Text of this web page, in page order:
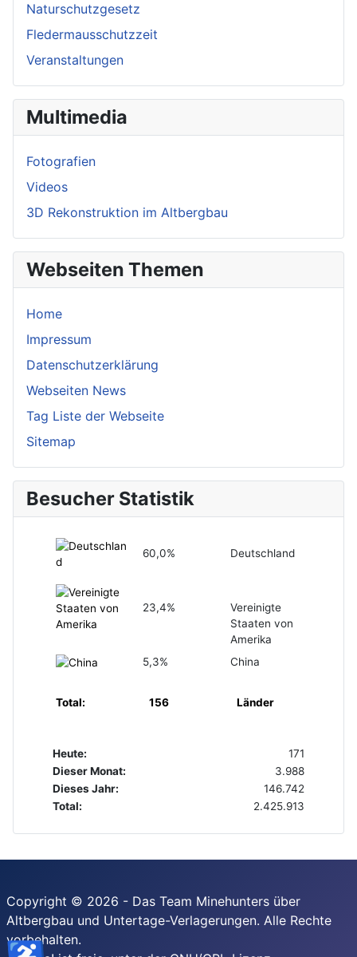
Naturschutzgesetz
Fledermausschutzzeit
Veranstaltungen
Multimedia
Fotografien
Videos
3D Rekonstruktion im Altbergbau
Webseiten Themen
Home
Impressum
Datenschutzerklärung
Webseiten News
Tag Liste der Webseite
Sitemap
Besucher Statistik
60,0% Deutschland
23,4%
Vereinigte
Staaten von
Amerika
5,3%
China
Total: 156 Länder
Heute:
171
Dieser Monat:
3.988
Dieses Jahr:
146.742
Total:
2.425.913
Copyright © 2026 - Das Team Minehunters über
Altbergbau und Untertage-Verlagerungen. Alle Rechte
vorbehalten.